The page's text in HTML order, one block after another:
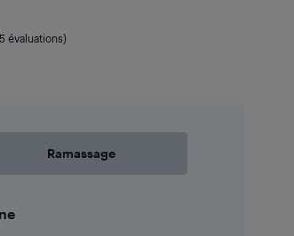
évaluations)
Ramassage